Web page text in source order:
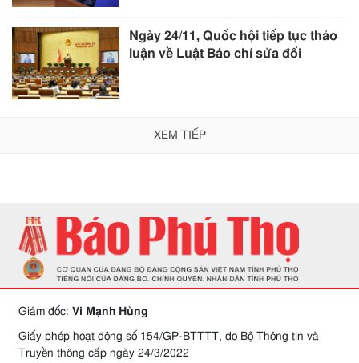
Ngày 24/11, Quốc hội tiếp tục thảo
luận về Luật Báo chí sửa đổi
XEM TIẾP
Giám đốc: Vi Mạnh Hùng
Giấy phép hoạt động số 154/GP-BTTTT, do Bộ Thông tin và
Truyền thông cấp ngày 24/3/2022